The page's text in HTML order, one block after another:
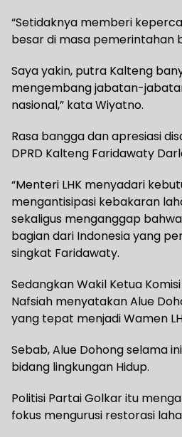
“Setidaknya memberi
besar di masa pemerintahan
Saya yakin, putra Kalteng
mengembang jabatan-
nasional,” kata Wiyatno.
Rasa bangga dan apresiasi
DPRD Kalteng Faridawaty
“Menteri LHK menyadari
mengantisipasi kebakaran
sekaligus menganggap
bagian dari Indonesia yang
singkat Faridawaty.
Sedangkan Wakil Ketua
Nafsiah menyatakan Alue
yang tepat menjadi Wamen
Sebab, Alue Dohong selama
bidang lingkungan Hidup.
Politisi Partai Golkar itu
fokus mengurusi restorasi